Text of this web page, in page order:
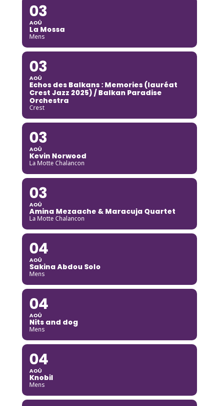
03
AOÛ
La Mossa
Mens
03
AOÛ
Echos des Balkans : Memories (lauréat
Crest Jazz 2025) / Balkan Paradise
Orchestra
Crest
03
AOÛ
Kevin Norwood
La Motte Chalancon
03
AOÛ
Amina Mezaache & Maracuja Quartet
La Motte Chalancon
04
AOÛ
Sakina Abdou Solo
Mens
04
AOÛ
Nits and dog
Mens
04
AOÛ
Knobil
Mens